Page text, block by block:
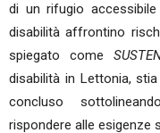
di un rifugio
disabilità affrontino
spiegato come
disabilità in Lettonia,
concluso
rispondere alle esigenze